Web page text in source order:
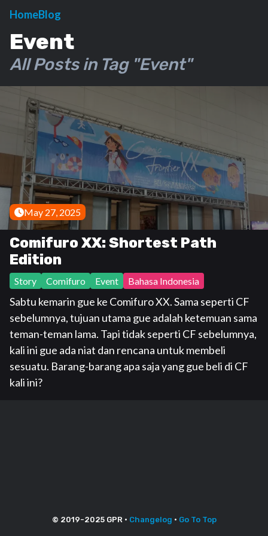
HomeBlog
Event
All Posts in Tag "Event"
May 27, 2025
Comifuro XX: Shortest Path
Edition
Story Comifuro Event Bahasa Indonesia
Sabtu kemarin gue ke Comifuro XX. Sama seperti CF
sebelumnya, tujuan utama gue adalah ketemuan sama
teman-teman lama. Tapi tidak seperti CF sebelumnya,
kali ini gue ada niat dan rencana untuk membeli
sesuatu. Barang-barang apa saja yang gue beli di CF
kali ini?
© 2019-2025GPR • Changelog • Go To Top